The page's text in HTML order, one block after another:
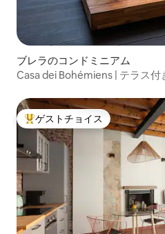
ブレラのコンドミニアム
Casa dei Bohémiens | テラス付
大好評のゲストチョイスです。
ゲストチョイス